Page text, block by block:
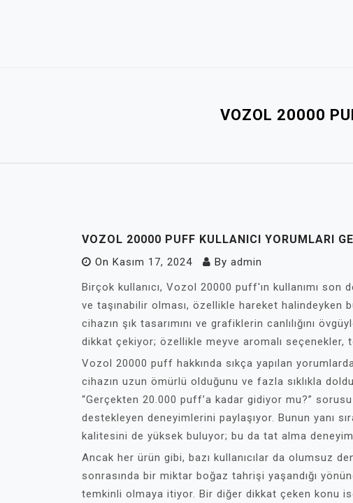
VOZOL 20000
VOZOL 20000 PUFF KULLANICI YORUMLARI
On Kasım 17, 2024 By admin
Birçok kullanıcı, Vozol 20000 puff'ın kullanımı
ve taşınabilir olması, özellikle hareket halindeyken
cihazın şık tasarımını ve grafiklerin canlılığını
dikkat çekiyor; özellikle meyve aromalı seçenekler,
Vozol 20000 puff hakkında sıkça yapılan
cihazın uzun ömürlü olduğunu ve fazla sıklıkla
“Gerçekten 20.000 puff’a kadar gidiyor mu?”
destekleyen deneyimlerini paylaşıyor. Bunun yanı
kalitesini de yüksek buluyor; bu da tat alma
Ancak her ürün gibi, bazı kullanıcılar da olumsuz
sonrasında bir miktar boğaz tahrişi yaşandığı
temkinli olmaya itiyor. Bir diğer dikkat çeken konu